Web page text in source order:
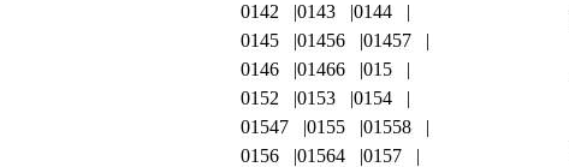
0142
0143
0144
0145
01456
01457
0146
01466
015
0152
0153
0154
01547
0155
01558
0156
01564
0157